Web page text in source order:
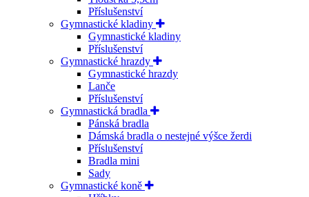
Příslušenství
Gymnastické kladiny
Gymnastické kladiny
Příslušenství
Gymnastické hrazdy
Gymnastické hrazdy
Lanče
Příslušenství
Gymnastická bradla
Pánská bradla
Dámská bradla o nestejné výšce žerdi
Příslušenství
Bradla mini
Sady
Gymnastické koně